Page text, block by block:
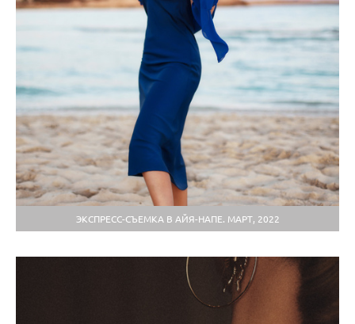
ЭКСПРЕСС-СЪЕМКА В АЙЯ-НАПЕ. МАРТ, 2022